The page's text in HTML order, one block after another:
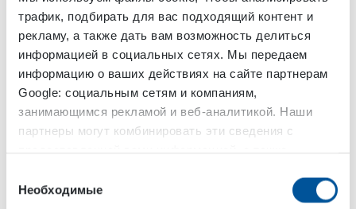
трафик, подбирать для вас подходящий контент и
рекламу, а также дать вам возможность делиться
информацией в социальных сетях. Мы передаем
информацию о ваших действиях на сайте партнерам
Google: социальным сетям и компаниям,
занимающимся рекламой и веб-аналитикой. Наши
партнеры могут комбинировать эти сведения с
вами их сервисов.
согласия
Необходимые
Инженер-электрик DYNASET Тони Хямяляйнен.
Как инженер-электрик, я делаю такие вещи, как
изображения. Типичный рабочий день включает в